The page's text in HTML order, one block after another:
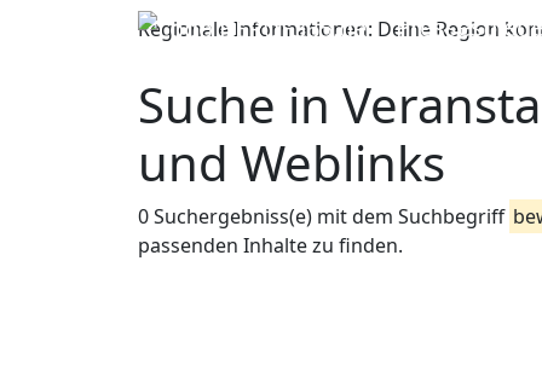
Regionale Informationen: Deine Region
Suche in
und Weblinks
0 Suchergebniss(e) mit dem Suchbegriff
passenden Inhalte zu finden.